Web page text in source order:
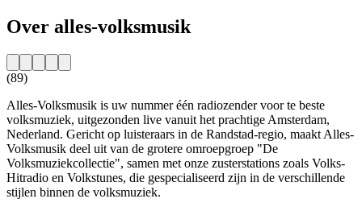
Over alles-volksmusik
(89)
Alles-Volksmusik is uw nummer één radiozender voor te beste
volksmuziek, uitgezonden live vanuit het prachtige Amsterdam,
Nederland. Gericht op luisteraars in de Randstad-regio, maakt Alles-
Volksmusik deel uit van de grotere omroepgroep "De
Volksmuziekcollectie", samen met onze zusterstations zoals Volks-
Hitradio en Volkstunes, die gespecialiseerd zijn in de verschillende
stijlen binnen de volksmuziek.